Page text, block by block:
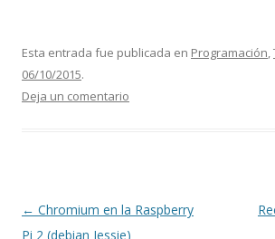
Esta entrada fue publicada en Programación
06/10/2015.
Deja un comentario
Navegación de entradas
← Chromium en la Raspberry
Pi 2 (debian Jessie)